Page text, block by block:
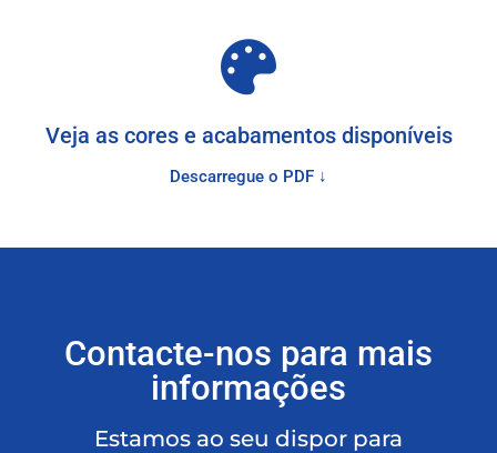
Veja as cores e acabamentos disponíveis
Descarregue o PDF ↓
Contacte-nos para mais
informações
Estamos ao seu dispor para